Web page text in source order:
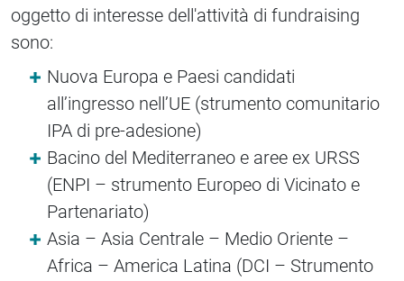
oggetto di interesse dell'attività di fundraising
sono:
Nuova Europa e Paesi candidati
all’ingresso nell’UE (strumento comunitario
IPA di pre-adesione)
Bacino del Mediterraneo e aree ex URSS
(ENPI – strumento Europeo di Vicinato e
Partenariato)
Asia – Asia Centrale – Medio Oriente –
Africa – America Latina (DCI – Strumento